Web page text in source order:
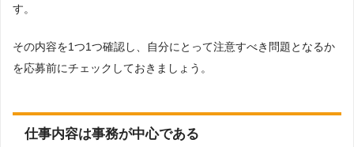
す。
その内容を1つ1つ確認し、自分にとって注意すべき問題となるか
を応募前にチェックしておきましょう。
仕事内容は事務が中心である